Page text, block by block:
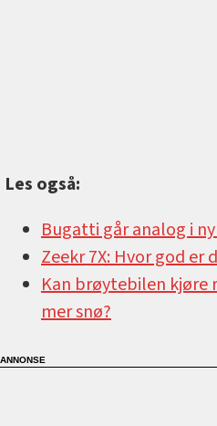
Les også:
Bugatti går analog i
Zeekr 7X: Hvor god er
Kan brøytebilen kjøre
mer snø?